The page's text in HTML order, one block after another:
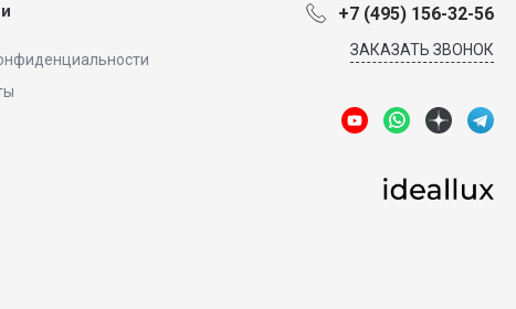
+7 (495) 156-32-56
ЗАКАЗАТЬ ЗВОНОК